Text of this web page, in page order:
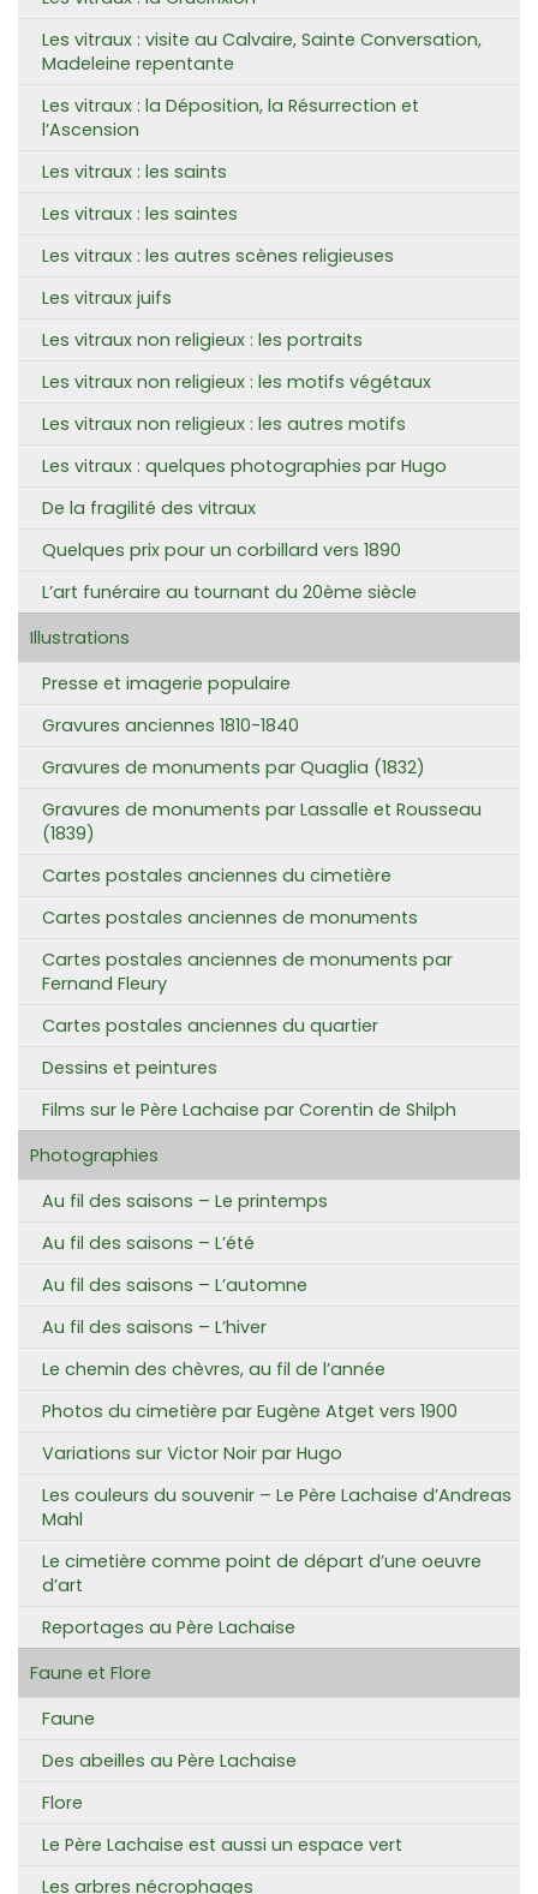
Les vitraux : visite au Calvaire, Sainte Conversation,
Madeleine repentante
Les vitraux : la Déposition, la Résurrection et
l’Ascension
Les vitraux : les saints
Les vitraux : les saintes
Les vitraux : les autres scènes religieuses
Les vitraux juifs
Les vitraux non religieux : les portraits
Les vitraux non religieux : les motifs végétaux
Les vitraux non religieux : les autres motifs
Les vitraux : quelques photographies par Hugo
De la fragilité des vitraux
Quelques prix pour un corbillard vers 1890
L’art funéraire au tournant du 20ème siècle
Illustrations
Presse et imagerie populaire
Gravures anciennes 1810-1840
Gravures de monuments par Quaglia (1832)
Gravures de monuments par Lassalle et Rousseau
(1839)
Cartes postales anciennes du cimetière
Cartes postales anciennes de monuments
Cartes postales anciennes de monuments par
Fernand Fleury
Cartes postales anciennes du quartier
Dessins et peintures
Films sur le Père Lachaise par Corentin de Shilph
Photographies
Au fil des saisons – Le printemps
Au fil des saisons – L’été
Au fil des saisons – L’automne
Au fil des saisons – L’hiver
Le chemin des chèvres, au fil de l’année
Photos du cimetière par Eugène Atget vers 1900
Variations sur Victor Noir par Hugo
Les couleurs du souvenir – Le Père Lachaise d’Andreas
Mahl
Le cimetière comme point de départ d’une oeuvre
d’art
Reportages au Père Lachaise
Faune et Flore
Faune
Des abeilles au Père Lachaise
Flore
Le Père Lachaise est aussi un espace vert
Les arbres nécrophages